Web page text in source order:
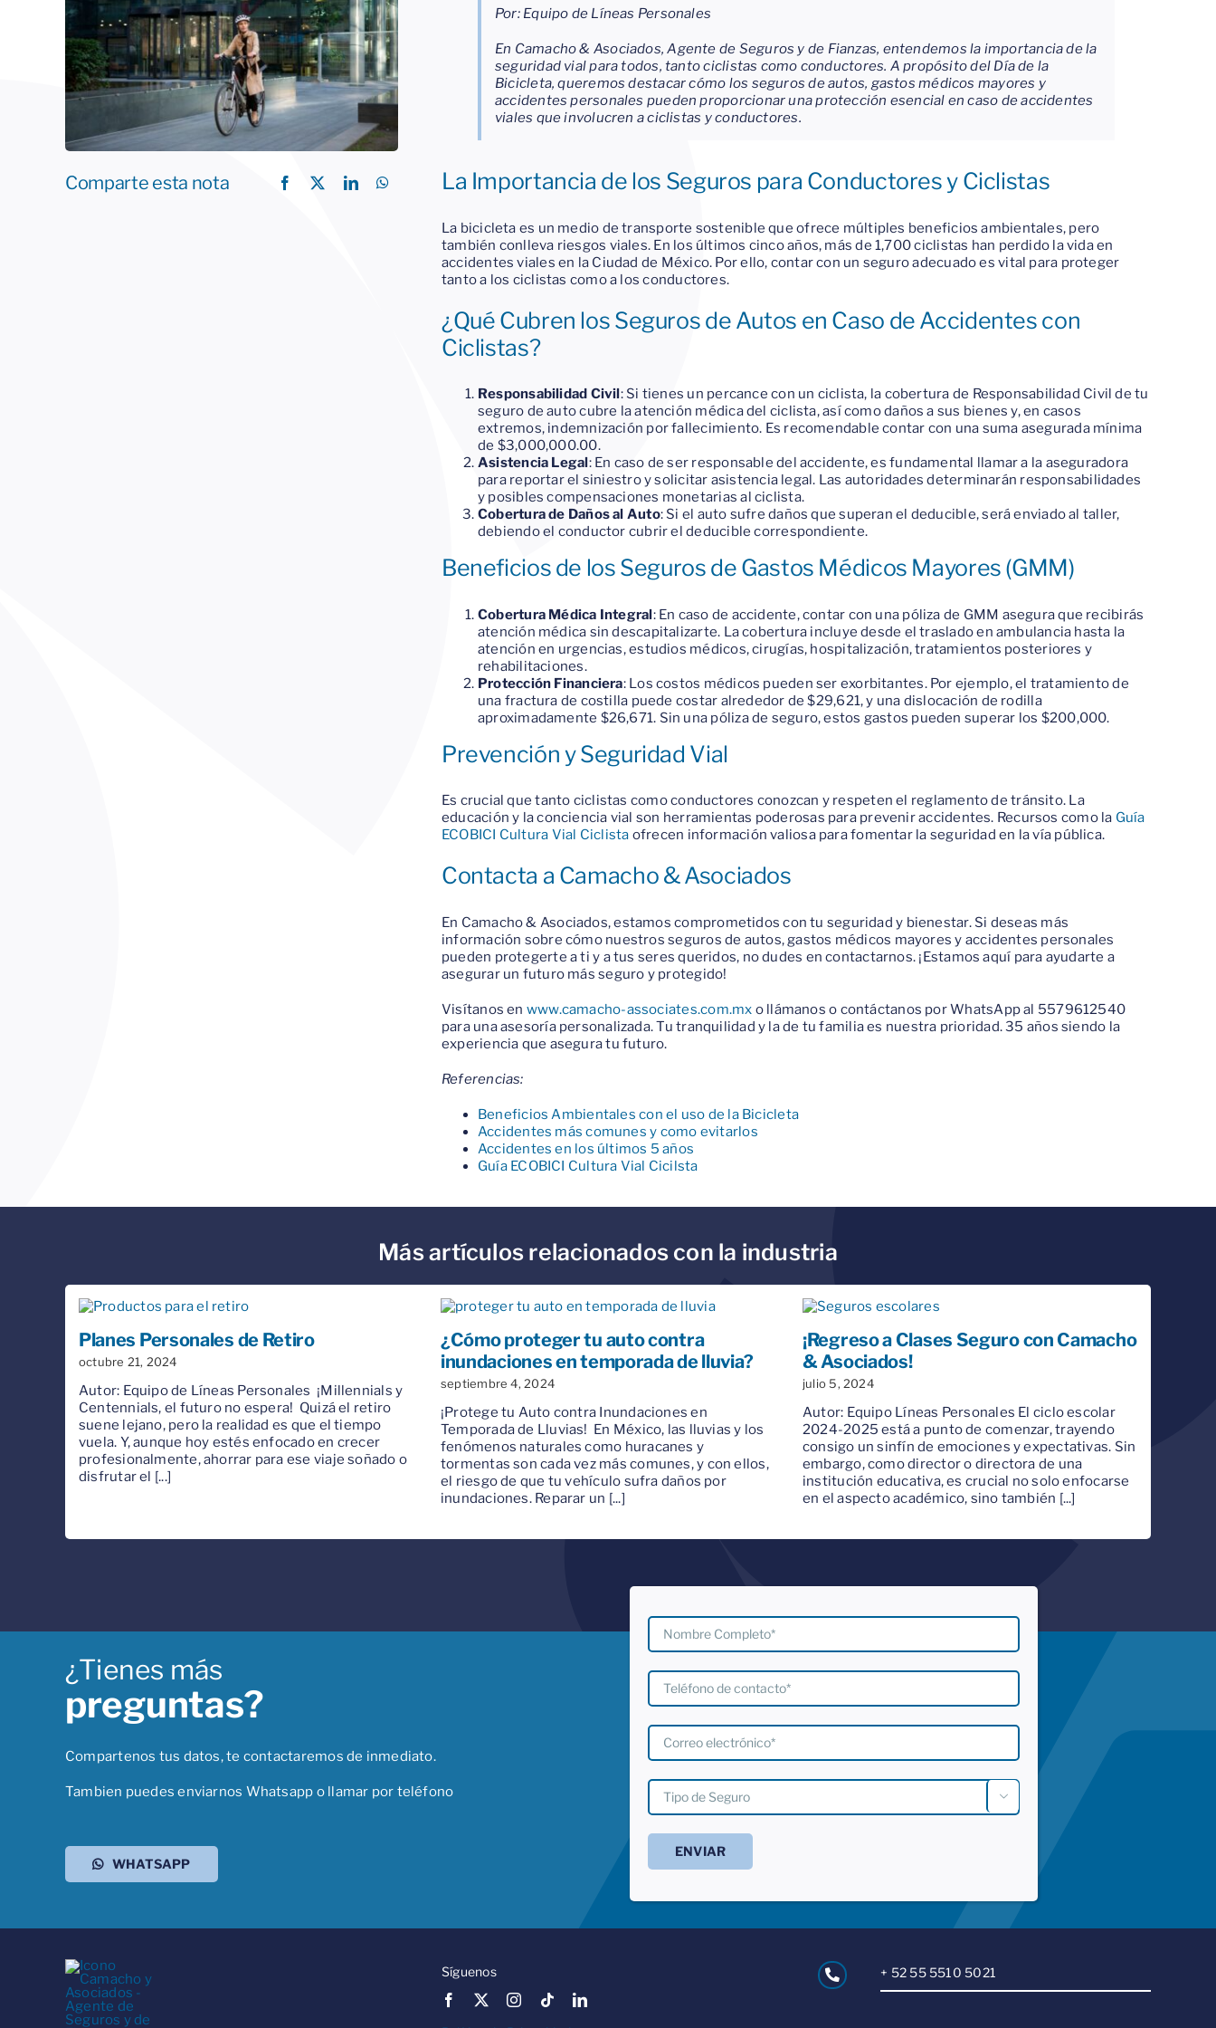
Comparte esta nota
Por: Equipo de Líneas Personales
En Camacho & Asociados, Agente de Seguros y de Fianzas, entendemos la importancia de la
seguridad vial para todos, tanto ciclistas como conductores. A propósito del Día de la
Bicicleta, queremos destacar cómo los seguros de autos, gastos médicos mayores y
accidentes personales pueden proporcionar una protección esencial en caso de accidentes
viales que involucren a ciclistas y conductores.
La Importancia de los Seguros para Conductores y Ciclistas
La bicicleta es un medio de transporte sostenible que ofrece múltiples beneficios ambientales, pero
también conlleva riesgos viales. En los últimos cinco años, más de 1,700 ciclistas han perdido la vida en
accidentes viales en la Ciudad de México. Por ello, contar con un seguro adecuado es vital para proteger
tanto a los ciclistas como a los conductores.
¿Qué Cubren los Seguros de Autos en Caso de Accidentes con
Ciclistas?
Responsabilidad Civil: Si tienes un percance con un ciclista, la cobertura de Responsabilidad Civil de tu
seguro de auto cubre la atención médica del ciclista, así como daños a sus bienes y, en casos
extremos, indemnización por fallecimiento. Es recomendable contar con una suma asegurada mínima
de $3,000,000.00.
Asistencia Legal: En caso de ser responsable del accidente, es fundamental llamar a la aseguradora
para reportar el siniestro y solicitar asistencia legal. Las autoridades determinarán responsabilidades
y posibles compensaciones monetarias al ciclista.
Cobertura de Daños al Auto: Si el auto sufre daños que superan el deducible, será enviado al taller,
debiendo el conductor cubrir el deducible correspondiente.
Beneficios de los Seguros de Gastos Médicos Mayores (GMM)
Cobertura Médica Integral: En caso de accidente, contar con una póliza de GMM asegura que recibirás
atención médica sin descapitalizarte. La cobertura incluye desde el traslado en ambulancia hasta la
atención en urgencias, estudios médicos, cirugías, hospitalización, tratamientos posteriores y
rehabilitaciones.
Protección Financiera: Los costos médicos pueden ser exorbitantes. Por ejemplo, el tratamiento de
una fractura de costilla puede costar alrededor de $29,621, y una dislocación de rodilla
aproximadamente $26,671. Sin una póliza de seguro, estos gastos pueden superar los $200,000.
Prevención y Seguridad Vial
Es crucial que tanto ciclistas como conductores conozcan y respeten el reglamento de tránsito. La
educación y la conciencia vial son herramientas poderosas para prevenir accidentes. Recursos como la Guía
ECOBICI Cultura Vial Ciclista ofrecen información valiosa para fomentar la seguridad en la vía pública.
Contacta a Camacho & Asociados
En Camacho & Asociados, estamos comprometidos con tu seguridad y bienestar. Si deseas más
información sobre cómo nuestros seguros de autos, gastos médicos mayores y accidentes personales
pueden protegerte a ti y a tus seres queridos, no dudes en contactarnos. ¡Estamos aquí para ayudarte a
asegurar un futuro más seguro y protegido!
Visítanos en www.camacho-associates.com.mx o llámanos o contáctanos por WhatsApp al 5579612540
para una asesoría personalizada. Tu tranquilidad y la de tu familia es nuestra prioridad. 35 años siendo la
experiencia que asegura tu futuro.
Referencias:
Beneficios Ambientales con el uso de la Bicicleta
Accidentes más comunes y como evitarlos
Accidentes en los últimos 5 años
Guía ECOBICI Cultura Vial Cicilsta
Más artículos relacionados con la industria
Planes Personales de Retiro
octubre 21, 2024
Autor: Equipo de Líneas Personales ¡Millennials y
Centennials, el futuro no espera! ️ Quizá el retiro
suene lejano, pero la realidad es que el tiempo
vuela. Y, aunque hoy estés enfocado en crecer
profesionalmente, ahorrar para ese viaje soñado o
disfrutar el [...]
¿Cómo proteger tu auto contra
inundaciones en temporada de lluvia?
septiembre 4, 2024
¡Protege tu Auto contra Inundaciones en
Temporada de Lluvias! ️ En México, las lluvias y los
fenómenos naturales como huracanes y
tormentas son cada vez más comunes, y con ellos,
el riesgo de que tu vehículo sufra daños por
inundaciones. Reparar un [...]
¡Regreso a Clases Seguro con Camacho
& Asociados!
julio 5, 2024
Autor: Equipo Líneas Personales El ciclo escolar
2024-2025 está a punto de comenzar, trayendo
consigo un sinfín de emociones y expectativas. Sin
embargo, como director o directora de una
institución educativa, es crucial no solo enfocarse
en el aspecto académico, sino también [...]
¿Tienes más
preguntas?
Compartenos tus datos, te contactaremos de inmediato.
Tambien puedes enviarnos Whatsapp o llamar por teléfono
WHATSAPP

Síguenos + 52 55 5510 5021